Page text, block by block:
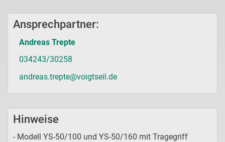
Ansprechpartner:
Andreas Trepte
034243/30258
andreas.trepte@voigtseil.de
Hinweise
- Modell YS-50/100 und YS-50/160 mit Tragegriff